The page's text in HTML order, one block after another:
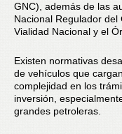
GNC), además de las
Nacional Regulador del
Vialidad Nacional y el
Existen normativas
de vehículos que
complejidad en los
inversión,
grandes petroleras.